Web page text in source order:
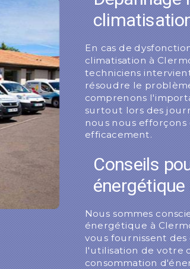
En cas de
climatisation à
techniciens
résoudre le
comprenons
surtout lors des
nous nous
efficacement.
Conseils
Nous sommes
énergétique à
vous fournissent
l'utilisation de votre
consommation